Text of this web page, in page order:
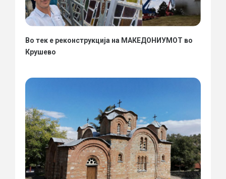
Во тек е реконструкција на МАКЕДОНИУМОТ во
Крушево